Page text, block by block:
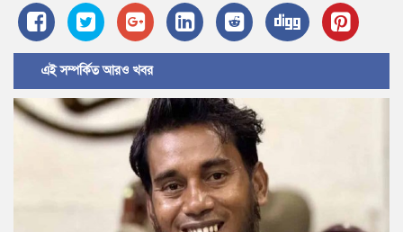
এই সম্পর্কিত আরও খবর